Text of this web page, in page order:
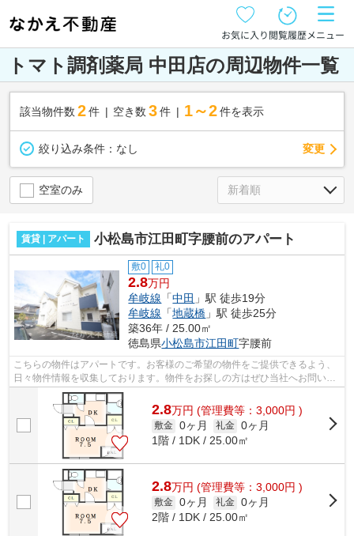
お気に入り閲覧履歴メニュー
トマト調剤薬局 中田店の周辺物件一覧
該当物件数 2件 空き数 3 件 1～2 件を表示
絞り込み条件： なし 変更
空室のみ
賃貸 | アパート 小松島市江田町字腰前のアパート
敷0 礼0
2.8万円
牟岐線 「中田 」駅 徒歩19分
牟岐線 「地蔵橋 」駅 徒歩25分
築36年 / 25.00㎡
徳島県小松島市江田町字腰前
こちらの物件はアパートです。お客様のご希望の物件をご提供できるよう、
日々物件情報を収集しております。物件をお探しの方はぜひ当社へお問い合
わせ下さい。
2.8万円 (管理費等：3,000円 )
敷金 0ヶ月 礼金 0ヶ月
1階 / 1DK / 25.00㎡
2.8万円 (管理費等：3,000円 )
敷金 0ヶ月 礼金 0ヶ月
2階 / 1DK / 25.00㎡